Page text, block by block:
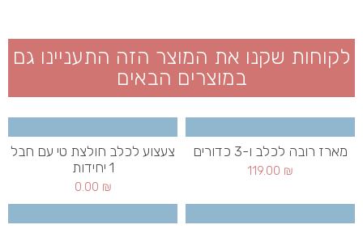
לקוחות שקנו את המוצר הזה התעניינו גם
במוצרים הבאים
מארז רובה לכלב ו-3 כדורים
119.00 ₪
צעצוע לכלב חולצת טי עם חבל
1 יחידות
0.00 ₪